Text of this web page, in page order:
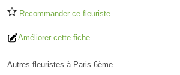
Recommander ce fleuriste
Améliorer cette fiche
Autres fleuristes à Paris 6ème